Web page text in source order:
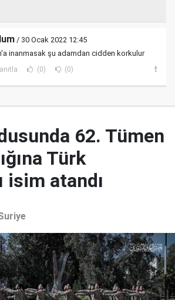
/ 30 Ocak 2022 12:45
inanmasak şu adamdan cidden korkulur
(0) (0)
62. Tümen
Türk
isim atandı